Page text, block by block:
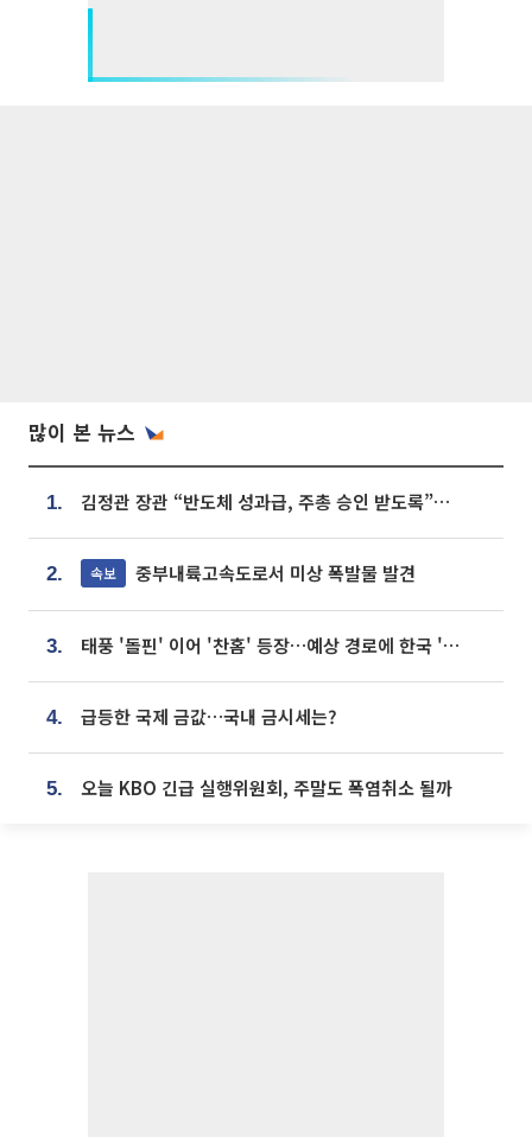
많이 본 뉴스
1. 김정관 장관 “반도체 성과급, 주총 승인 받도록”…상법·자본시장법 개정 시사
2. 속보 중부내륙고속도로서 미상 폭발물 발견
3. 태풍 '돌핀' 이어 '찬홈' 등장…예상 경로에 한국 '한숨'
4. 급등한 국제 금값…국내 금시세는?
5. 오늘 KBO 긴급 실행위원회, 주말도 폭염취소 될까